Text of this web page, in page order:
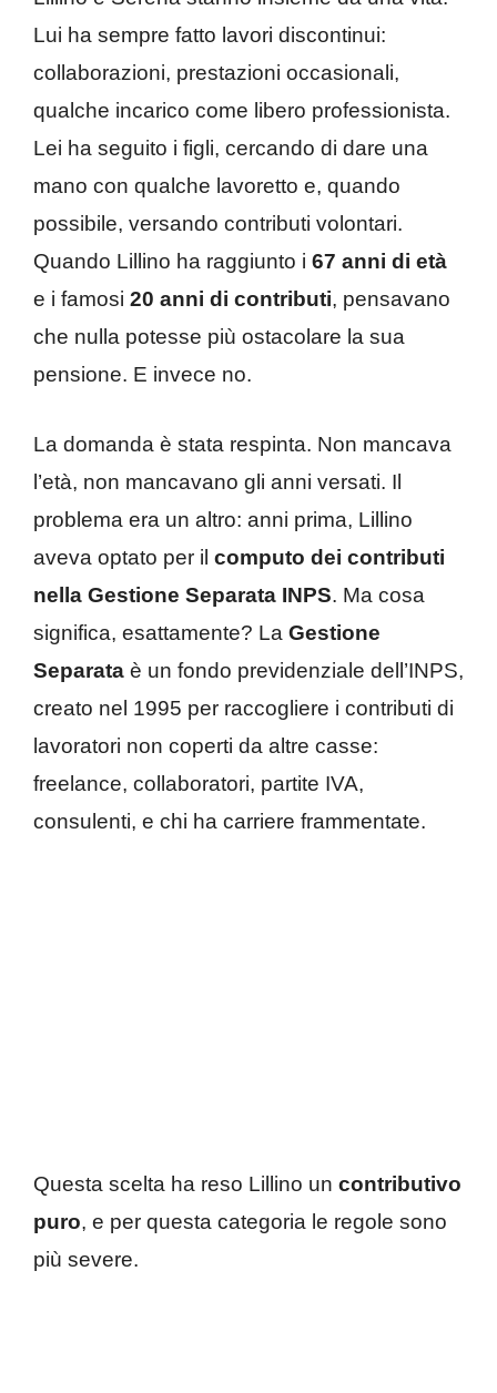
Lui ha sempre fatto lavori discontinui:
collaborazioni, prestazioni occasionali,
qualche incarico come libero professionista.
Lei ha seguito i figli, cercando di dare una
mano con qualche lavoretto e, quando
possibile, versando contributi volontari.
Quando Lillino ha raggiunto i 67 anni di età
e i famosi 20 anni di contributi, pensavano
che nulla potesse più ostacolare la sua
pensione. E invece no.
La domanda è stata respinta. Non mancava
l’età, non mancavano gli anni versati. Il
problema era un altro: anni prima, Lillino
aveva optato per il computo dei contributi
nella Gestione Separata INPS. Ma cosa
significa, esattamente? La Gestione
Separata è un fondo previdenziale dell’INPS,
creato nel 1995 per raccogliere i contributi di
lavoratori non coperti da altre casse:
freelance, collaboratori, partite IVA,
consulenti, e chi ha carriere frammentate.
Questa scelta ha reso Lillino un contributivo
puro, e per questa categoria le regole sono
più severe.